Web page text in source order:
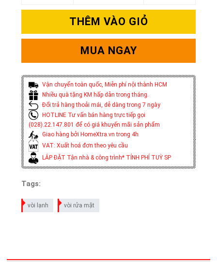
THÊM VÀO GIỎ
MUA NGAY
Vận chuyển toàn quốc, Miễn phí nội thành HCM
Nhiều quà tặng KM hấp dẫn trong tháng.
Đổi trả hàng thoải mái, dễ dàng trong 7 ngày
HOTLINE Tư vấn bán hàng trực tiếp gọi
(028).22.147.801 để có giá khuyến mãi sản phẩm
Giao hàng bởi HomeXtra.vn trong 4h
VAT: Xuất hoá đơn theo yêu cầu
LẮP ĐẶT Tận nhà & công trình* TÍNH PHÍ TUỲ SP
Tags:
vòi lạnh vòi rửa mặt